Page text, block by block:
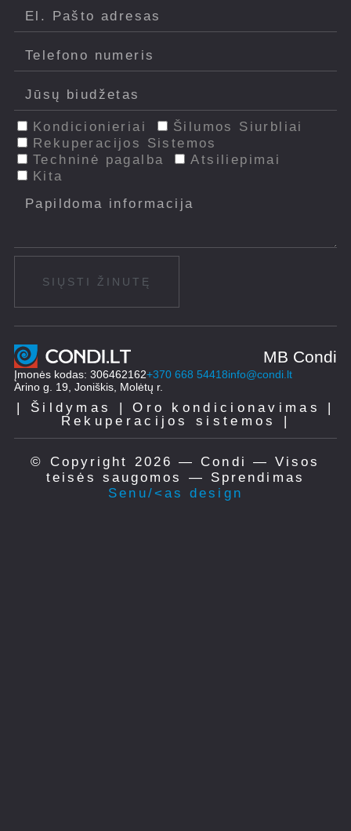
Kondicionieriai
Šilumos Siurbliai
Rekuperacijos Sistemos
Techninė pagalba
Atsiliepimai
Kita
SIŲSTI ŽINUTĘ
MB Condi
Įmonės kodas: 306462162+370 668 54418info@condi.lt
Arino g. 19, Joniškis, Molėtų r.
| Šildymas | Oro kondicionavimas |
Rekuperacijos sistemos |
© Copyright 2026 — Condi — Visos
teisės saugomos — Sprendimas
Senu/<as design